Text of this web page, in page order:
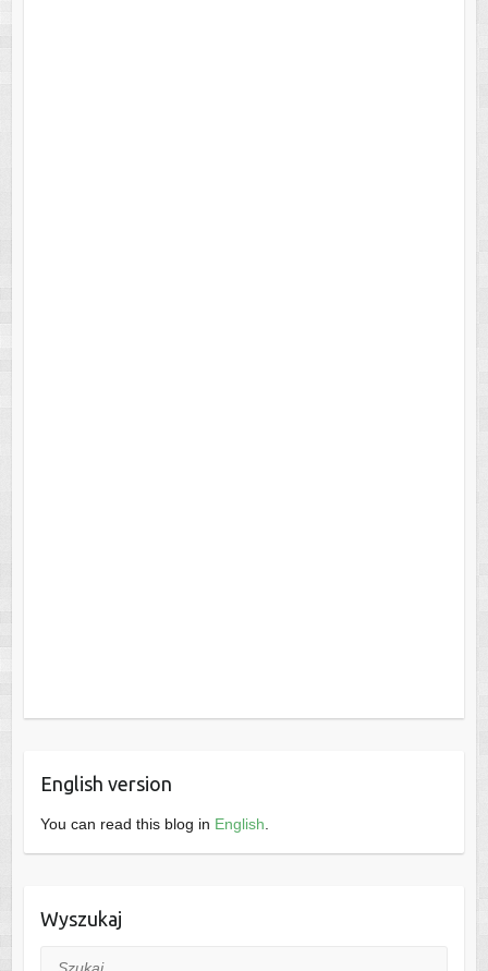
English version
You can read this blog in English.
Wyszukaj
Szukaj